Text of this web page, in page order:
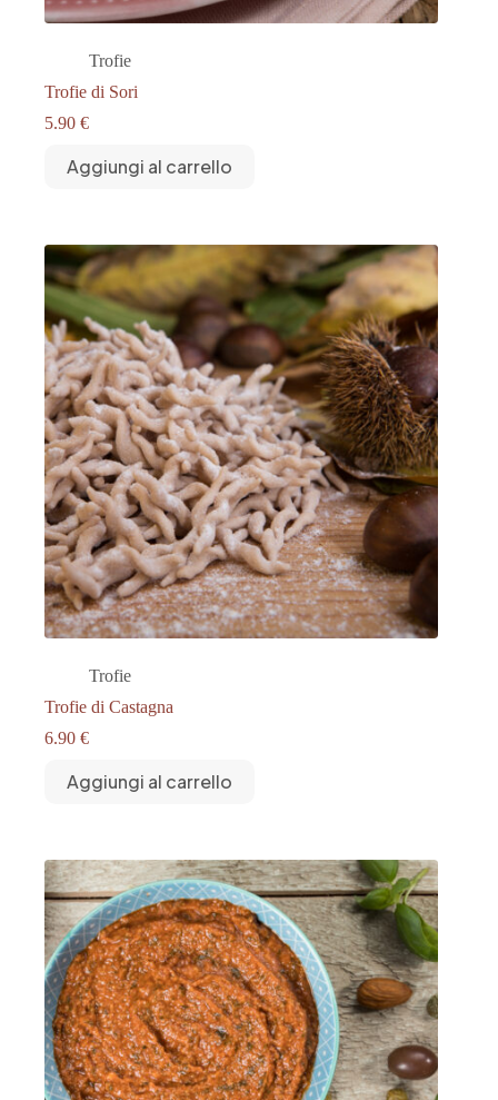
Trofie
Trofie di Sori
5.90 €
Aggiungi al carrello
Trofie
Trofie di Castagna
6.90 €
Aggiungi al carrello